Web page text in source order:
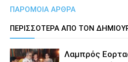
ΠΑΡΟΜΟΙΑ ΑΡΘΡΑ
ΠΕΡΙΣΣΟΤΕΡΑ ΑΠΟ ΤΟΝ
Λαμπρός